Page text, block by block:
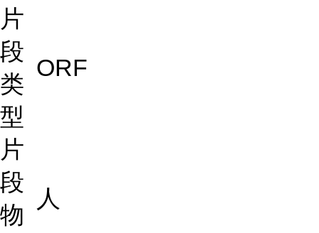
片
段
类
型
ORF
片
段
物
人